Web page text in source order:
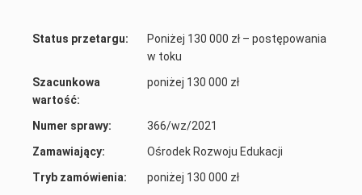
Status przetargu:
Poniżej 130 000 zł – postępowania
w toku
Szacunkowa
wartość:
poniżej 130 000 zł
Numer sprawy:
366/wz/2021
Zamawiający:
Ośrodek Rozwoju Edukacji
Tryb zamówienia:
poniżej 130 000 zł